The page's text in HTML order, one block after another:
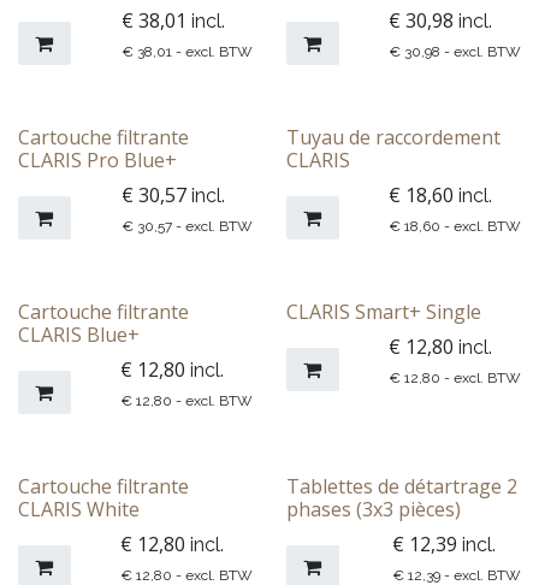
€ 38,01 incl.
€ 38,01 - excl. BTW
€ 30,98 incl.
€ 30,98 - excl. BTW
Cartouche filtrante
CLARIS Pro Blue+
€ 30,57 incl.
€ 30,57- excl. BTW
Tuyau de raccordement
CLARIS
€ 18,60 incl.
€ 18,60 - excl. BTW
Cartouche filtrante
CLARIS Blue+
€ 12,80 incl.
€ 12,80 - excl. BTW
CLARIS Smart+ Single
€ 12,80 incl.
€ 12,80 - excl. BTW
Cartouche filtrante
CLARIS White
€ 12,80 incl.
€ 12,80 - excl. BTW
Tablettes de détartrage 2
phases (3x3 pièces)
€ 12,39 incl.
€ 12,39- excl. BTW